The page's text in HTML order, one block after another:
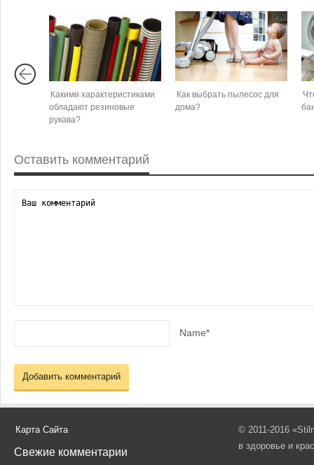
Какими характеристиками
обладают резиновые
рукава?
Как выбрать пылесос для
дома?
Оставить комментарий
Name*
Карта Сайта
Свежие комментарии
© 2011-2016
в здоровье и